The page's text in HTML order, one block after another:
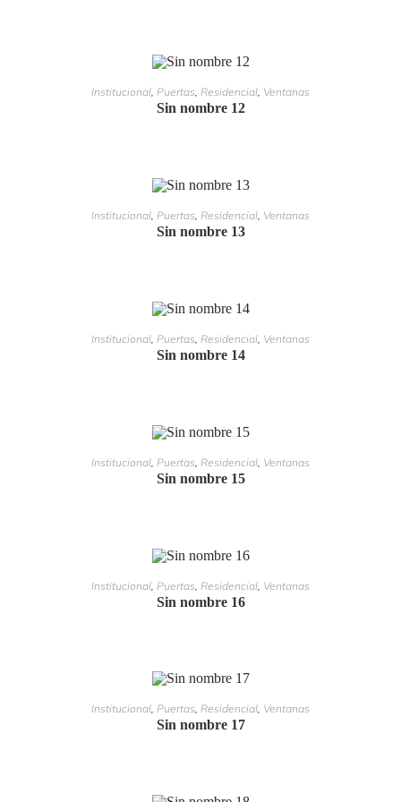
LEER MÁS
Institucional, Puertas, Residencial, Ventanas
Sin nombre 12
LEER MÁS
Institucional, Puertas, Residencial, Ventanas
Sin nombre 13
LEER MÁS
Institucional Puertas Residencial Ventanas
Sin nombre 14
LEER MÁS
Institucional Puertas Residencial Ventanas
Sin nombre 15
LEER MÁS
Institucional Puertas Residencial Ventanas
Sin nombre 16
LEER MÁS
Institucional, Puertas, Residencial, Ventanas
Sin nombre 17